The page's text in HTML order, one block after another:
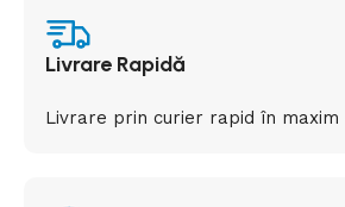
Livrare Rapidă
Livrare prin curier rapidîn maxim